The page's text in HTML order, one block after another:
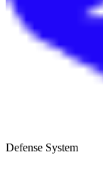
Defense System